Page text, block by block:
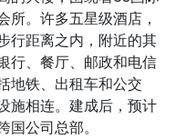
所。许多五星级酒店，
行距离之内，附近的其
行、餐厅、邮政和电信
地铁、出租车和公交
施相连。建成后，预计
公司总部。